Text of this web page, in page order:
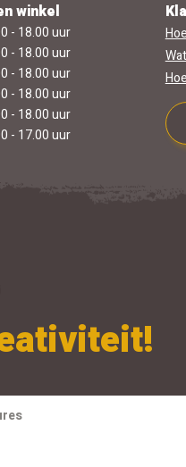
winkel
- 18.00 uur
- 18.00 uur
- 18.00 uur
- 18.00 uur
- 18.00 uur
- 17.00 uur